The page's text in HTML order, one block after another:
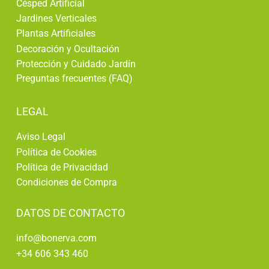
Césped Artificial
Jardines Verticales
Plantas Artificiales
Decoración y Ocultación
Protección y Cuidado Jardín
Preguntas frecuentes (FAQ)
LEGAL
Aviso Legal
Política de Cookies
Política de Privacidad
Condiciones de Compra
DATOS DE CONTACTO
info@bonerva.com
+34 606 343 460